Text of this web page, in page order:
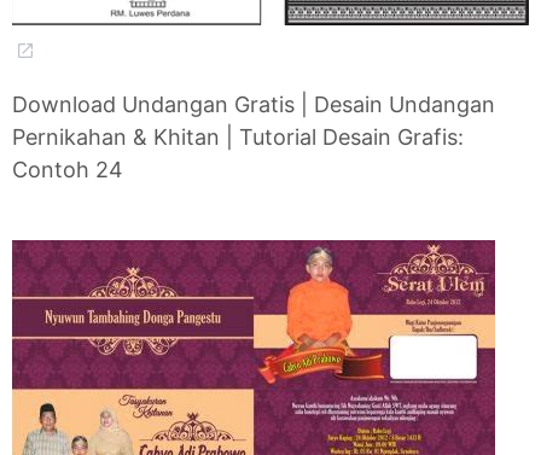
Download Undangan Gratis | Desain Undangan
Pernikahan & Khitan | Tutorial Desain Grafis:
Contoh 24